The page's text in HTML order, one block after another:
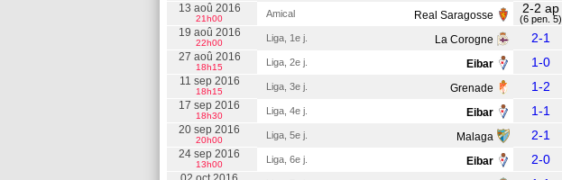
13 aoû 2016
21h00 Amical Real Saragosse 2-2 ap
(6 pen. 5)
19 aoû 2016
22h00 Liga, 1e j. La Corogne 2-1
27 aoû 2016
18h15 Liga, 2e j. Eibar 1-0
11 sep 2016
18h15 Liga, 3e j. Grenade 1-2
17 sep 2016
18h30 Liga, 4e j. Eibar 1-1
20 sep 2016
20h00 Liga, 5e j. Malaga 2-1
24 sep 2016
13h00 Liga, 6e j. Eibar 2-0